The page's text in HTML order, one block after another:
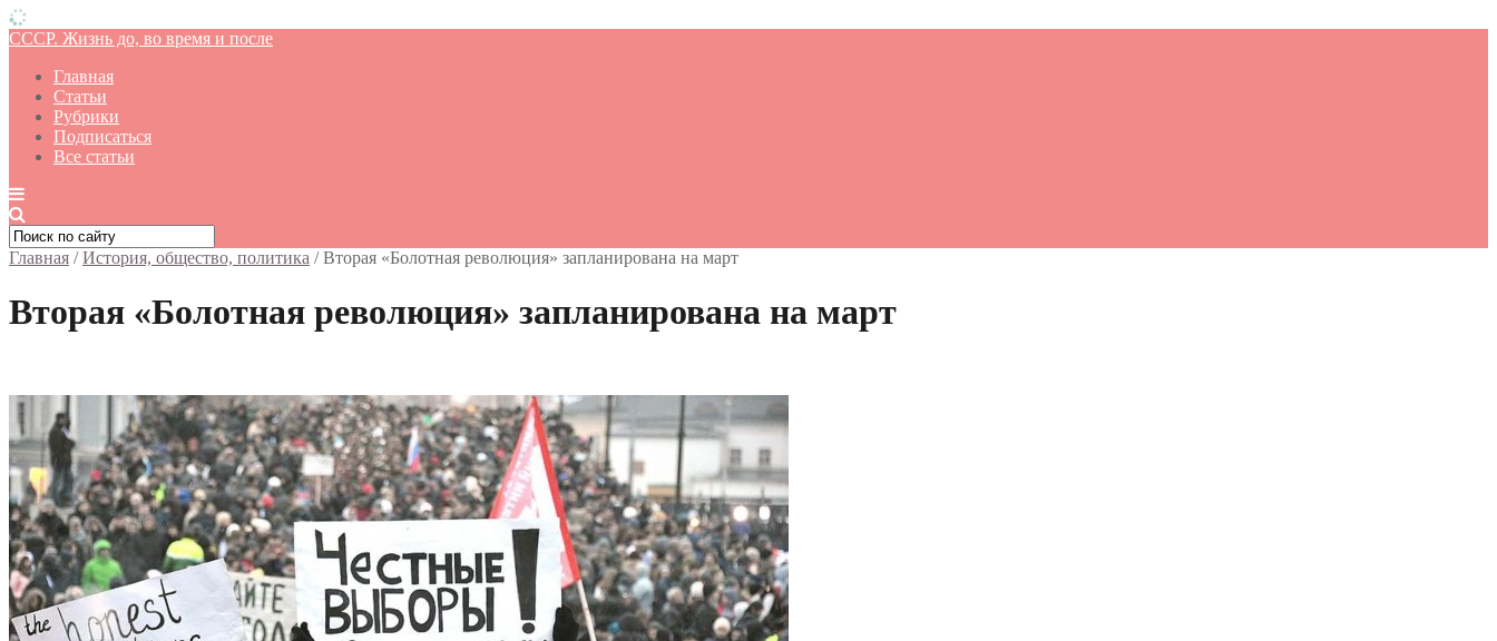
СССР. Жизнь до, во время и после
Главная
Статьи
Рубрики
Подписаться
Все статьи
Главная /История, общество, политика /Вторая «Болотная революция» запланирована на март
Вторая «Болотная революция» запланирована на март